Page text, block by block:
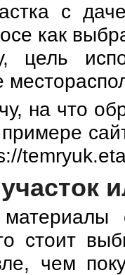
с
как
цель
на что
стоит
чем